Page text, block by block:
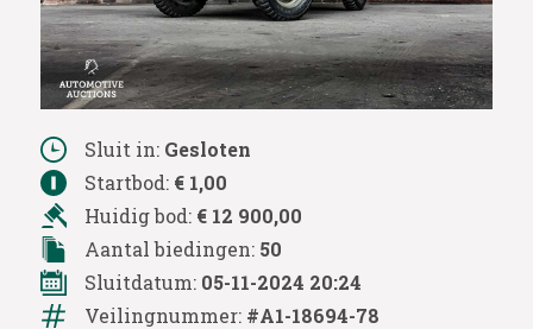
Sluit in: Gesloten
Startbod: € 1,00
Huidig bod: € 12 900,00
Aantal biedingen: 50
Sluitdatum: 05-11-2024 20:24
Veilingnummer: #A1-18694-78